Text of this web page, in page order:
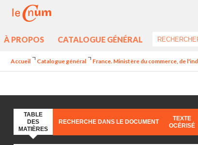
À PROPOS CATALOGUE GÉNÉRAL
Accueil Catalogue général France. Ministère du commerce, de
TABLE
DES
MATIÈRES
RECHERCHE DANS LE DOCUMENT
TEXTE
OCÉRISÉ